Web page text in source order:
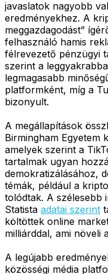
javaslatok nagyobb
eredményekhez. A
meggazdagodást”
felhasználó hamis
félrevezető pénzügyi
szerint a
legmagasabb
platformként, míg a
bizonyult.
A megállapítások
Birmingham Egyetem
amelyek szerint a
tartalmak ugyan
demokratizálásához,
témák, például a
tolódtak. A szélesebb
Statista adatai szerint
költöttek online
milliárddal, ami növeli
A legújabb
közösségi média